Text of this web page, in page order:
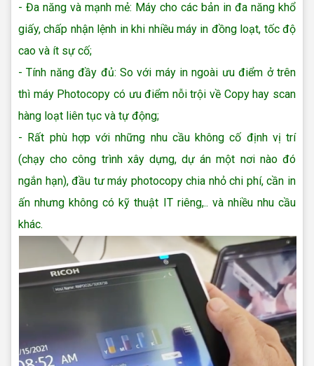
- Đa năng và mạnh mẻ: Máy cho các bản in đa năng khổ
giấy, chấp nhận lệnh in khi nhiều máy in đồng loạt, tốc độ
cao và ít sự cố;
- Tính năng đầy đủ: So với máy in ngoài ưu điểm ở trên
thì máy Photocopy có ưu điểm nỗi trội về Copy hay scan
hàng loạt liên tục và tự động;
- Rất phù hợp với những nhu cầu không cố định vị trí
(chạy cho công trình xây dựng, dự án một nơi nào đó
ngắn hạn), đầu tư máy photocopy chia nhỏ chi phí, cần in
ấn nhưng không có kỹ thuật IT riêng,.. và nhiều nhu cầu
khác.